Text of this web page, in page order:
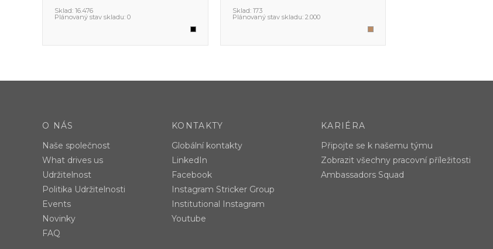
Sklad: 16.476
Plánovaný stav skladu: 0
Sklad: 173
Plánovaný stav skladu: 2.000
O NÁS
Naše společnost
What drives us
Udržitelnost
Politika Udržitelnosti
Events
Novinky
FAQ
KONTAKTY
Globální kontakty
LinkedIn
Facebook
Instagram Stricker Group
Institutional Instagram
Youtube
KARIÉRA
Připojte se k našemu týmu
Zobrazit všechny pracovní příležitosti
Ambassadors Squad